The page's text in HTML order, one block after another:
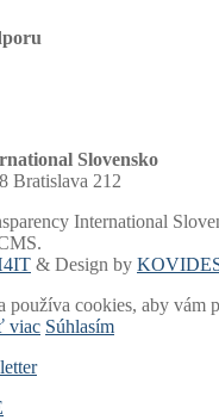
Slovensko
Bratislava 212
International
& Design by
používa cookies, aby vám
viac Súhlasím